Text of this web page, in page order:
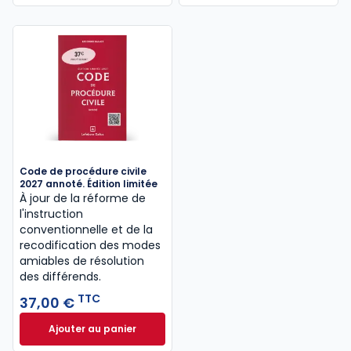
Code de procédure civile
2027 annoté. Édition limitée
À jour de la réforme de
l'instruction
conventionnelle et de la
recodification des modes
amiables de résolution
des différends.
37,00 € TTC
Ajouter au panierCode de procédure civile 2027 annoté. Édition